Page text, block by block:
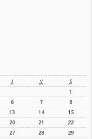
J V S
1
6 7
8
13 14
15
20 21
22
27 28
29